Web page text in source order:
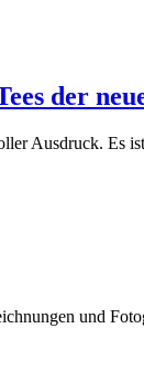
der
Ausdruck. Es
und